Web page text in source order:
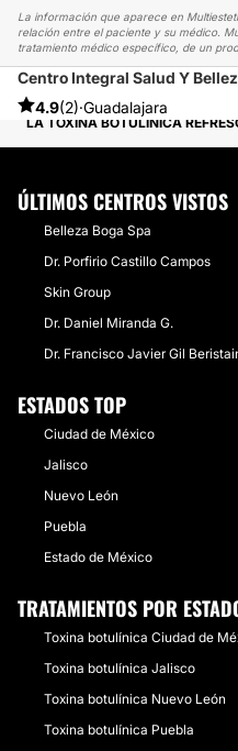
La información que aparece en
relación entre el paciente y su médico.
tratamiento médico específico, de un
​Centro Integral Salud Y
4.9(2)·Guadalajara
MULTIESTETICA
EXPERIENCIAS
EXPERIENCIAS SOBRE TOXINA
LA TOXINA BOTULÍNICA
ÚLTIMOS CENTROS VISTOS
Belleza Boga Spa
Dr. Porfirio Castillo Campos
Skin Group
Dr. Daniel Miranda G.
Dr. Francisco Javier Gil
ESTADOS TOP
Ciudad de México
Jalisco
Nuevo León
Puebla
Estado de México
TRATAMIENTOS POR
Toxina botulínica Ciudad de
Toxina botulínica Jalisco
Toxina botulínica Nuevo León
Toxina botulínica Puebla